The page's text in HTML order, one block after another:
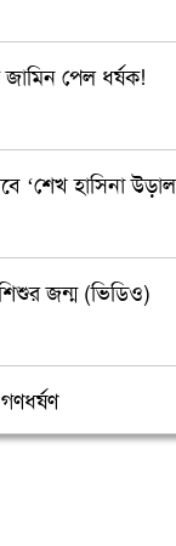
জামিন পেল ধর্ষক!
‘শেখ হাসিনা উড়াল
জন্ম (ভিডিও)